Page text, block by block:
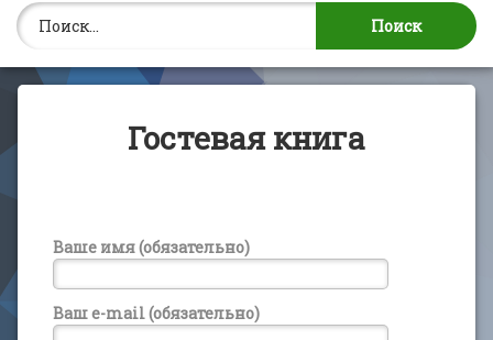
Найти:
Гостевая книга
Ваше имя (обязательно)
Ваш e-mail (обязательно)